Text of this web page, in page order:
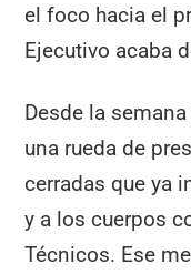
el foco hacia el
Ejecutivo acaba
Desde la
una rueda de
cerradas que ya
y a los cuerpos
Técnicos. Ese